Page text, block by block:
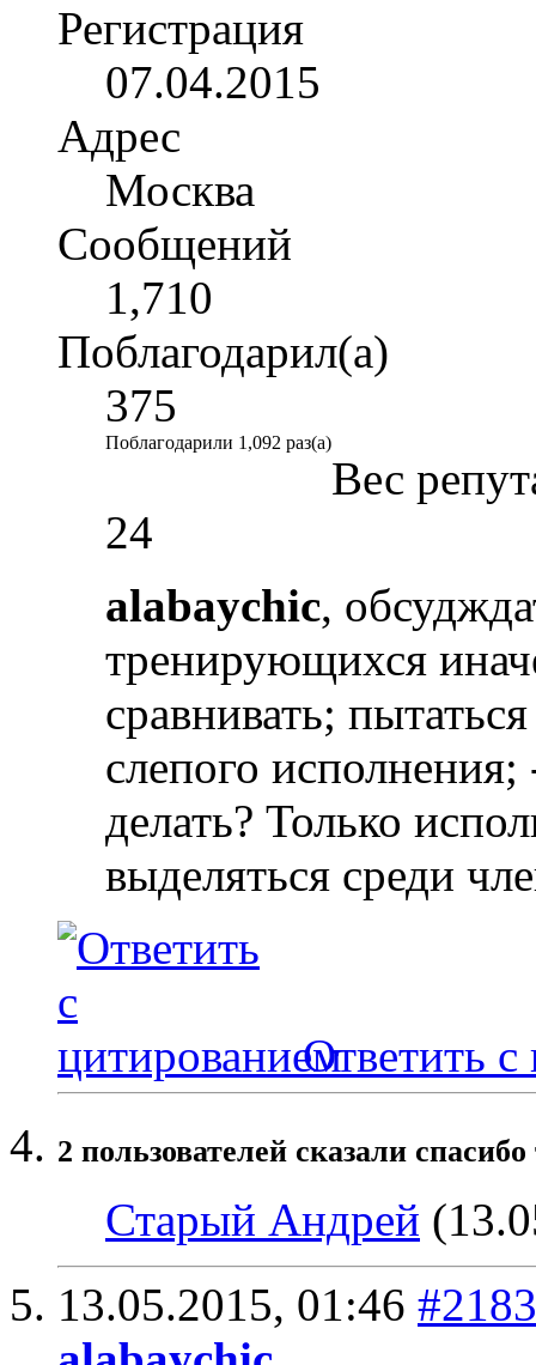
Регистрация
07.04.2015
Адрес
Москва
Сообщений
1,710
Поблагодарил(а)
375
Поблагодарили 1,092 раз(а)
Вес
24
alabaychic,
тренирующихся
сравнивать;
слепого исполнения;
делать? Только
выделяться среди
Ответить с
2 пользователей сказали
Старый Андрей
13.05.2015, 01:46 #2183